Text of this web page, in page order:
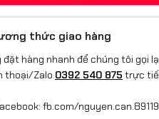
thức giao hàng
đặt hàng nhanh để chúng tôi gọi
thoại/Zalo 0392 540 875 trực
fb.com/